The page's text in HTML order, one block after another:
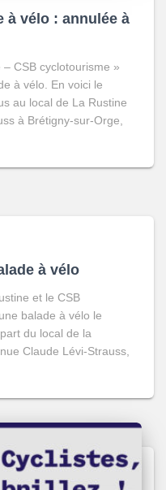
à vélo : annulée à
CSB cyclotourisme »
à vélo. En voici le
au local de La Rustine
à Brétigny-sur-Orge,
à vélo
et le CSB
balade à vélo le
du local de la
Claude Lévi-Strauss,